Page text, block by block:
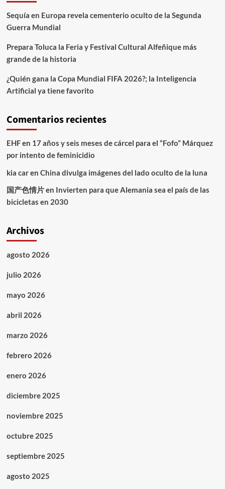
Sequía en Europa revela cementerio oculto de la Segunda
Guerra Mundial
Prepara Toluca la Feria y Festival Cultural Alfeñique más
grande de la historia
¿Quién gana la Copa Mundial FIFA 2026?; la Inteligencia
Artificial ya tiene favorito
Comentarios recientes
EHFen 17 años y seis meses de cárcel para el “Fofo” Márquez
por intento de feminicidio
kia caren China divulga imágenes del lado oculto de la luna
国产色情片en Invierten para que Alemania sea el país de las
bicicletas en 2030
Archivos
agosto 2026
julio 2026
mayo 2026
abril 2026
marzo 2026
febrero 2026
enero 2026
diciembre 2025
noviembre 2025
octubre 2025
septiembre 2025
agosto 2025